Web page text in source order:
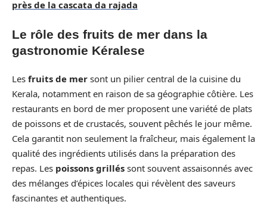
près de la cascata da rajada
Le rôle des fruits de mer dans la
gastronomie Kéralese
Les fruits de mer sont un pilier central de la cuisine du
Kerala, notamment en raison de sa géographie côtière. Les
restaurants en bord de mer proposent une variété de plats
de poissons et de crustacés, souvent pêchés le jour même.
Cela garantit non seulement la fraîcheur, mais également la
qualité des ingrédients utilisés dans la préparation des
repas. Les poissons grillés sont souvent assaisonnés avec
des mélanges d’épices locales qui révèlent des saveurs
fascinantes et authentiques.